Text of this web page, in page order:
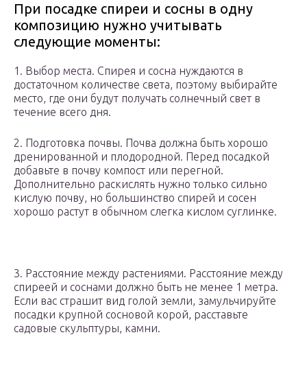
При посадке спиреи и сосны в одну
композицию нужно учитывать
следующие моменты:
1. Выбор места. Спирея и сосна нуждаются в
достаточном количестве света, поэтому выбирайте
место, где они будут получать солнечный свет в
течение всего дня.
2. Подготовка почвы. Почва должна быть хорошо
дренированной и плодородной. Перед посадкой
добавьте в почву компост или перегной.
Дополнительно раскислять нужно только сильно
кислую почву, но большинство спирей и сосен
хорошо растут в обычном слегка кислом суглинке.
3. Расстояние между растениями. Расстояние между
спиреей и соснами должно быть не менее 1 метра.
Если вас страшит вид голой земли, замульчируйте
посадки крупной сосновой корой, расставьте
садовые скульптуры, камни.